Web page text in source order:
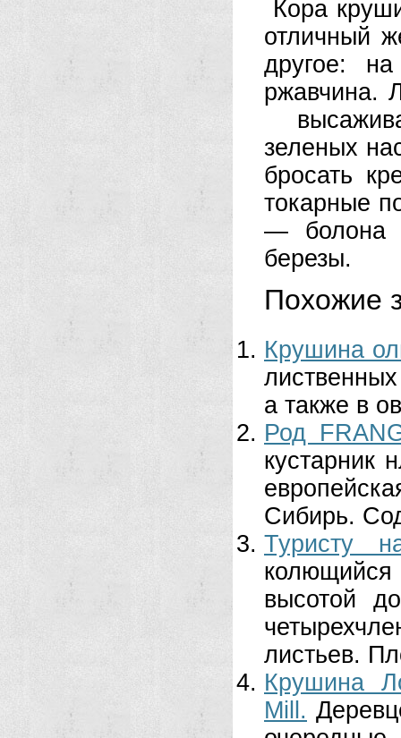
Кора
отличный
другое:
ржавчина.
зеленых
бросать
токарные
— болона
березы.
Похожие
Крушина
а также в
Род
кустарник
Сибирь.
Туристу
высотой
листьев.
Крушина
Mill.